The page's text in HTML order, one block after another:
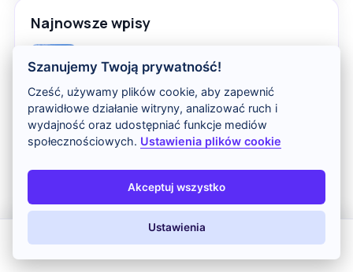
Najnowsze wpisy
Zamek w Alanyi i wzgórze Kale –
kolejka, ceny i zwiedzanie
Cieśnina Bosfor w Stambule – rejs,
atrakcje i najważniejsze informacje
Hagia Sophia w Stambule –
zwiedzanie, bilety i najważniejsze
informacje
Jezioro Salda – tureckie Malediwy i
Szanujemy Twoją prywatność!
Cześć, używamy plików cookie, aby zapewnić
prawidłowe działanie witryny, analizować ruch i
wydajność oraz udostępniać funkcje mediów
społecznościowych. Ustawienia plików cookie
Akceptuj wszystko
Ustawienia